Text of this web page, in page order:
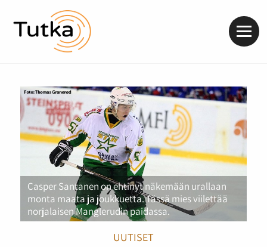
Casper Santanen on ehtinyt näkemään urallaan
monta maata ja joukkuetta. Tässä mies viilettää
norjalaisen Manglerudin paidassa.
UUTISET